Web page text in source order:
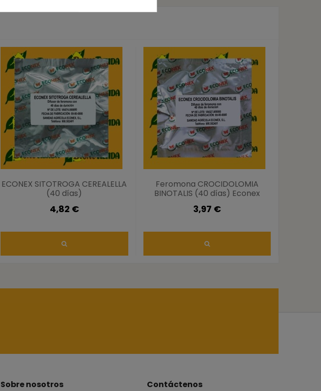
ECONEX SITOTROGA CEREALELLA
(40 días)
4,82 €
Feromona CROCIDOLOMIA
BINOTALIS (40 días) Econex
3,97 €
Sobre nosotros Contáctenos